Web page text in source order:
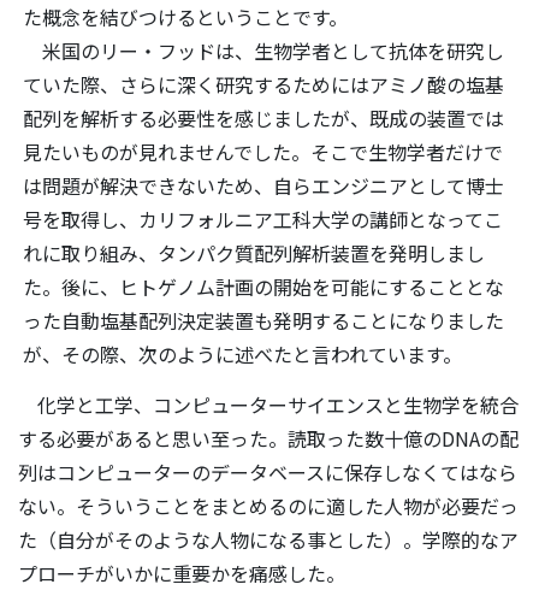
た概念を結びつけるということです。
米国のリー・フッドは、生物学者として抗体を研究し
ていた際、さらに深く研究するためにはアミノ酸の塩基
配列を解析する必要性を感じましたが、既成の装置では
見たいものが見れませんでした。そこで生物学者だけで
は問題が解決できないため、自らエンジニアとして博士
号を取得し、カリフォルニア工科大学の講師となってこ
れに取り組み、タンパク質配列解析装置を発明しまし
た。後に、ヒトゲノム計画の開始を可能にすることとな
った自動塩基配列決定装置も発明することになりました
が、その際、次のように述べたと言われています。
化学と工学、コンピューターサイエンスと生物学を統合
する必要があると思い至った。読取った数十億のDNAの配
列はコンピューターのデータベースに保存しなくてはなら
ない。そういうことをまとめるのに適した人物が必要だっ
た（自分がそのような人物になる事とした）。学際的なア
プローチがいかに重要かを痛感した。